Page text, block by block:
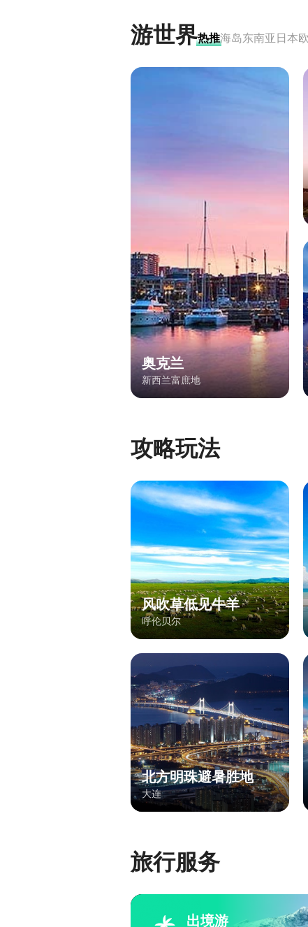
游世界热推海岛东南亚 日本
奥克兰
新西兰富庶地
攻略玩法
风吹草低见牛羊
呼伦贝尔
北方明珠避暑胜地
大连
旅行服务
出境游